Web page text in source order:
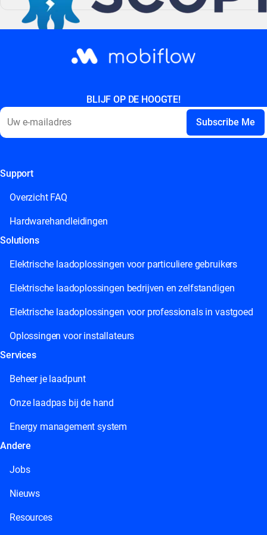
BLIJF OP DE HOOGTE!
This field is for validation purposes and should be left
Support
Overzicht FAQ
Hardwarehandleidingen
Solutions
Elektrische laadoplossingen voor particuliere gebruikers
Elektrische laadoplossingen bedrijven en zelfstandigen
Elektrische laadoplossingen voor professionals in vastgoed
Oplossingen voor installateurs
Services
Beheer je laadpunt
Onze laadpas bij de hand
Energy management system
Andere
Jobs
Nieuws
Resources